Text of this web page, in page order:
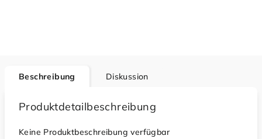
Beschreibung Diskussion
Produktdetailbeschreibung
Keine Produktbeschreibung verfügbar